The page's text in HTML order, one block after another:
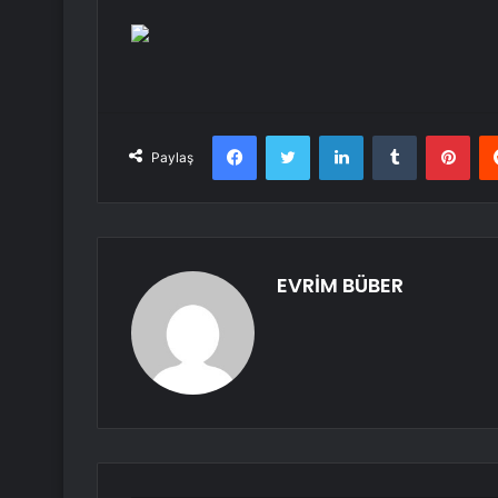
Paylaş
FacebookTwitter LinkedInTumblr
EVRİM BÜBER